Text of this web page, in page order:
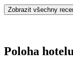
Zobrazit všechny
Poloha hotelu